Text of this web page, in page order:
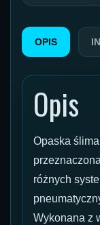
OPIS
Opis
Opaska
różnych
Wykonana z